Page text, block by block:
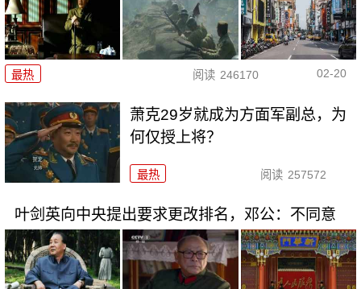
最热 阅读 246170 02-20
萧克29岁就成为方面军副总，为
何仅授上将？
最热 阅读 257572
叶剑英向中央提出要求更改排名，邓公：不同意